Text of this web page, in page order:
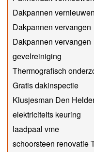
Dakpannen vernieuwen
Dakpannen vervangen
Dakpannen vervangen
gevelreiniging
Thermografisch
Gratis dakinspectie
Klusjesman Den
elektriciteits keuring
laadpaal vme
schoorsteen renovatie